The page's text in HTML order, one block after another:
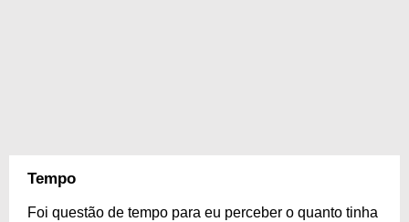
Tempo
Foi questão de tempo para eu perceber o quanto tinha